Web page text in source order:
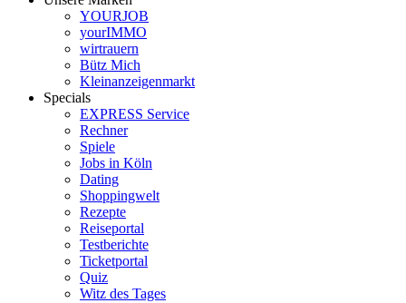
YOURJOB
yourIMMO
wirtrauern
Bütz Mich
Kleinanzeigenmarkt
Specials
EXPRESS Service
Rechner
Spiele
Jobs in Köln
Dating
Shoppingwelt
Rezepte
Reiseportal
Testberichte
Ticketportal
Quiz
Witz des Tages